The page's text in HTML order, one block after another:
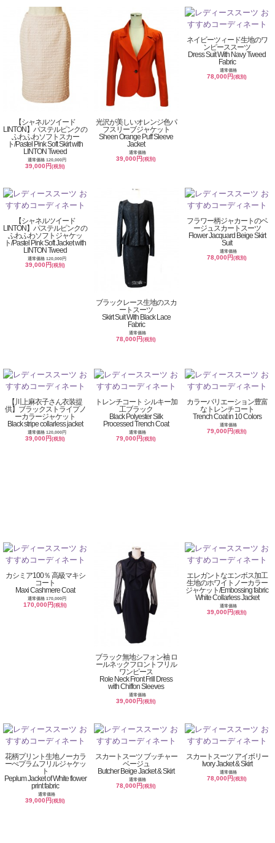
【シャネルツイード
LINTON】パステルピンクの
ふわふわソフトスカー
ト/Pastel Pink Soft Skirt with
LINTON Tweed
通常価格 120,000円
39,000円(税別)
光沢が美しいオレンジ色パ
フスリーブジャケット
Sheen Orange Puff Sleeve
Jacket
通常価格
39,000円(税別)
ネイビーツィード生地のワ
ンピーススーツ
Dress Suit With Navy Tweed
Fabric
通常価格
78,000円(税別)
【シャネルツイード
LINTON】パステルピンクの
ふわふわソフトジャケッ
ト/Pastel Pink Soft Jacket with
LINTON Tweed
通常価格 120,000円
39,000円(税別)
ブラックレース生地のスカ
ートスーツ
Skirt Suit With Black Lace
Fabric
通常価格
78,000円(税別)
フラワー柄ジャカートのベ
ージュスカートスーツ
Flower Jacquard Beige Skirt
Suit
通常価格
78,000円(税別)
【川上麻衣子さん衣装提
供】ブラックストライプノ
ーカラージャケット
Black stripe collarless jacket
通常価格 120,000円
39,000円(税別)
トレンチコート シルキー加
工ブラック
Black Polyester Silk
Processed Trench Coat
通常価格
79,000円(税別)
カラーバリエーション豊富
なトレンチコート
Trench Coat in 10 Colors
通常価格
79,000円(税別)
カシミア100％ 高級マキシ
コート
Maxi Cashmere Coat
通常価格 170,000円
170,000円(税別)
ブラック無地シフォン袖 ロ
ールネックフロントフリル
ワンピース
Role Neck Front Frill Dress
with Chiffon Sleeves
通常価格
39,000円(税別)
エレガントなエンボス加工
生地のホワイトノーカラー
ジャケット/Embossing fabric
White Collarless Jacket
通常価格
39,000円(税別)
花柄プリント生地ノーカラ
ーぺプラムフリルジャケッ
ト
Peplum Jacket of White flower
print fabric
通常価格
39,000円(税別)
スカートスーツ ブッチャー
ベージュ
Butcher Beige Jacket & Skirt
通常価格
78,000円(税別)
スカートスーツ アイボリー
Ivory Jacket & Skirt
通常価格
78,000円(税別)